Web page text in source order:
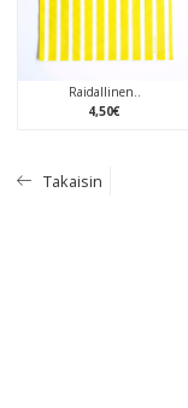
Raidallinen..
4,50€
Takaisin